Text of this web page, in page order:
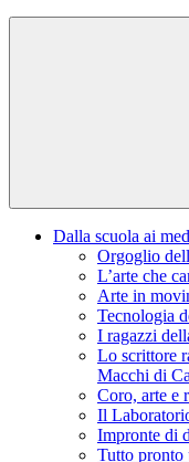
Dalla scuola ai
Orgoglio
L’arte che
Arte in
Tecnologia
I ragazzi
Lo scrittore
Macchi di
Coro, arte e
Il
Impronte di
Tutto pronto